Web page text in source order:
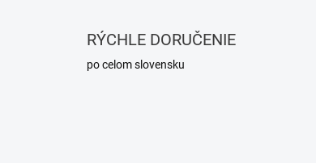
RÝCHLE DORUČENIE
po celom slovensku